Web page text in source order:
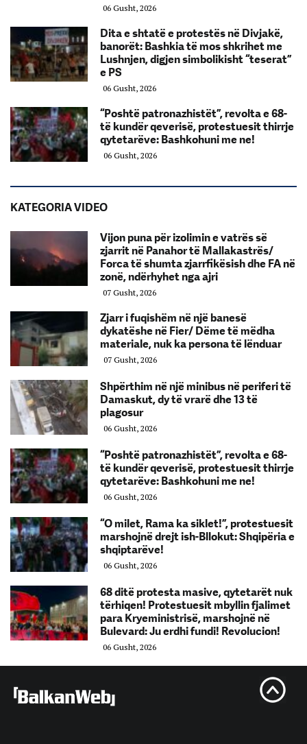
06 Gusht, 2026
Dita e shtatë e protestës në Divjakë,
banorët: Bashkia të mos shkrihet me
Lushnjen, digjen simbolikisht “teserat”
e PS
06 Gusht, 2026
“Poshtë patronazhistët”, revolta e 68-
të kundër qeverisë, protestuesit thirrje
qytetarëve: Bashkohuni me ne!
06 Gusht, 2026
KATEGORIA VIDEO
Vijon puna për izolimin e vatrës së
zjarrit në Panahor të Mallakastrës/
Forca të shumta zjarrfikësish dhe FA në
zonë, ndërhyhet nga ajri
07 Gusht, 2026
Zjarr i fuqishëm në një banesë
dykatëshe në Fier/ Dëme të mëdha
materiale, nuk ka persona të lënduar
07 Gusht, 2026
Shpërthim në një minibus në periferi të
Damaskut, dy të vrarë dhe 13 të
plagosur
06 Gusht, 2026
“Poshtë patronazhistët”, revolta e 68-
të kundër qeverisë, protestuesit thirrje
qytetarëve: Bashkohuni me ne!
06 Gusht, 2026
“O milet, Rama ka siklet!”, protestuesit
marshojnë drejt ish-Bllokut: Shqipëria e
shqiptarëve!
06 Gusht, 2026
68 ditë protesta masive, qytetarët nuk
tërhiqen! Protestuesit mbyllin fjalimet
para Kryeministrisë, marshojnë në
Bulevard: Ju erdhi fundi! Revolucion!
06 Gusht, 2026